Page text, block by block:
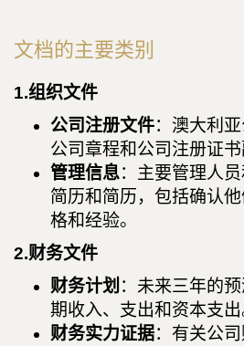
文档的主要类别
1.组织文件
公司注册文件：澳大利
公司章程和公司注册证书
管理信息：主要管理人
简历和简历，包括确认
格和经验。
2.财务文件
财务计划 ：未来三年的
期收入、支出和资本支出
财务实力证据：有关公